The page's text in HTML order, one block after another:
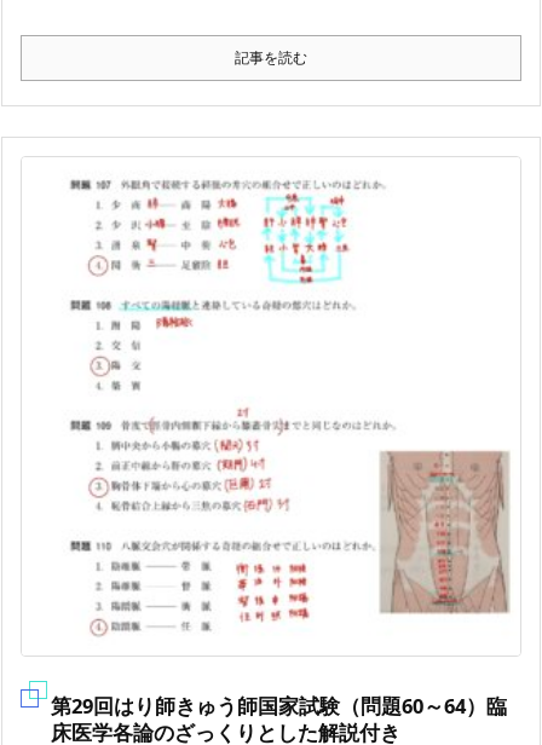
記事を読む
第29回はり師きゅう師国家試験（問題60～64）臨
床医学各論のざっくりとした解説付き